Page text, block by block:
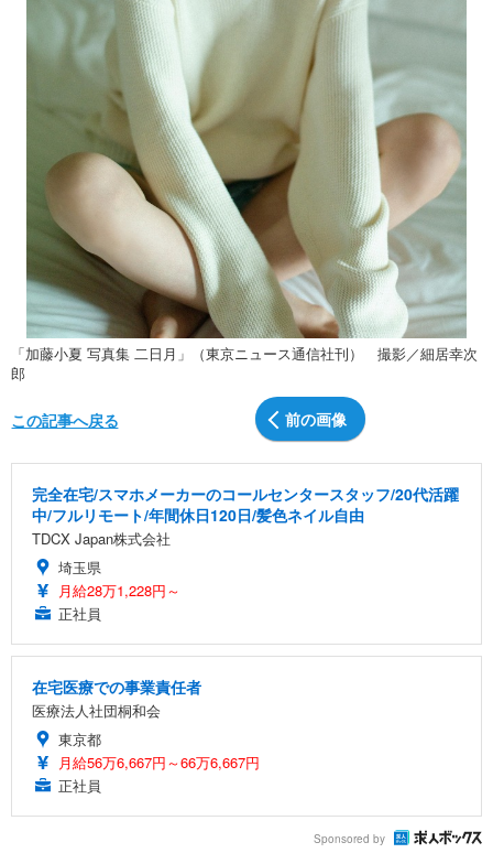
「加藤小夏 写真集 二日月」（東京ニュース通信社刊） 撮影／細居幸次
郎
前の画像
この記事へ戻る
完全在宅/スマホメーカーのコールセンタースタッフ/20代活躍
中/フルリモート/年間休日120日/髪色ネイル自由
TDCX Japan株式会社
埼玉県
月給28万1,228円～
正社員
在宅医療での事業責任者
医療法人社団桐和会
東京都
月給56万6,667円～66万6,667円
正社員
Sponsored by